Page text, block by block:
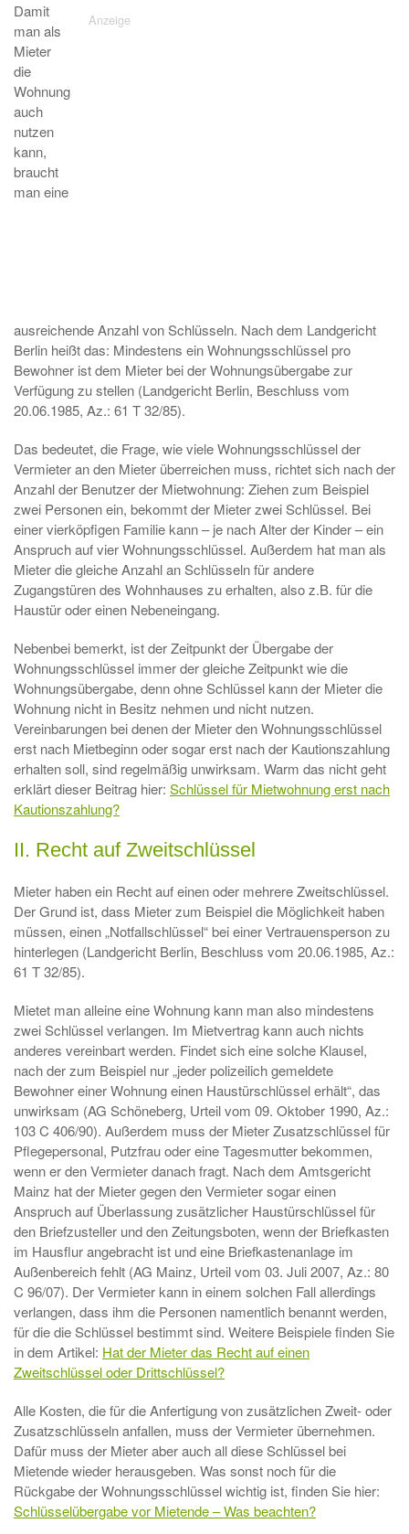
Damit
man als
Mieter
die
Wohnung
auch
nutzen
kann,
braucht
man eine
ausreichende Anzahl von Schlüsseln. Nach dem Landgericht
Berlin heißt das: Mindestens ein Wohnungsschlüssel pro
Bewohner ist dem Mieter bei der Wohnungsübergabe zur
Verfügung zu stellen (Landgericht Berlin, Beschluss vom
20.06.1985, Az.: 61 T 32/85).
Das bedeutet, die Frage, wie viele Wohnungsschlüssel der
Vermieter an den Mieter überreichen muss, richtet sich nach der
Anzahl der Benutzer der Mietwohnung: Ziehen zum Beispiel
zwei Personen ein, bekommt der Mieter zwei Schlüssel. Bei
einer vierköpfigen Familie kann – je nach Alter der Kinder – ein
Anspruch auf vier Wohnungsschlüssel. Außerdem hat man als
Mieter die gleiche Anzahl an Schlüsseln für andere
Zugangstüren des Wohnhauses zu erhalten, also z.B. für die
Haustür oder einen Nebeneingang.
Nebenbei bemerkt, ist der Zeitpunkt der Übergabe der
Wohnungsschlüssel immer der gleiche Zeitpunkt wie die
Wohnungsübergabe, denn ohne Schlüssel kann der Mieter die
Wohnung nicht in Besitz nehmen und nicht nutzen.
Vereinbarungen bei denen der Mieter den Wohnungsschlüssel
erst nach Mietbeginn oder sogar erst nach der Kautionszahlung
erhalten soll, sind regelmäßig unwirksam. Warm das nicht geht
erklärt dieser Beitrag hier: Schlüssel für Mietwohnung erst nach
Kautionszahlung?
II. Recht auf Zweitschlüssel
Mieter haben ein Recht auf einen oder mehrere Zweitschlüssel.
Der Grund ist, dass Mieter zum Beispiel die Möglichkeit haben
müssen, einen „Notfallschlüssel“ bei einer Vertrauensperson zu
hinterlegen (Landgericht Berlin, Beschluss vom 20.06.1985, Az.:
61 T 32/85).
Mietet man alleine eine Wohnung kann man also mindestens
zwei Schlüssel verlangen. Im Mietvertrag kann auch nichts
anderes vereinbart werden. Findet sich eine solche Klausel,
nach der zum Beispiel nur „jeder polizeilich gemeldete
Bewohner einer Wohnung einen Haustürschlüssel erhält“, das
unwirksam (AG Schöneberg, Urteil vom 09. Oktober 1990, Az.:
103 C 406/90). Außerdem muss der Mieter Zusatzschlüssel für
Pflegepersonal, Putzfrau oder eine Tagesmutter bekommen,
wenn er den Vermieter danach fragt. Nach dem Amtsgericht
Mainz hat der Mieter gegen den Vermieter sogar einen
Anspruch auf Überlassung zusätzlicher Haustürschlüssel für
den Briefzusteller und den Zeitungsboten, wenn der Briefkasten
im Hausflur angebracht ist und eine Briefkastenanlage im
Außenbereich fehlt (AG Mainz, Urteil vom 03. Juli 2007, Az.: 80
C 96/07). Der Vermieter kann in einem solchen Fall allerdings
verlangen, dass ihm die Personen namentlich benannt werden,
für die die Schlüssel bestimmt sind. Weitere Beispiele finden Sie
in dem Artikel: Hat der Mieter das Recht auf einen
Zweitschlüssel oder Drittschlüssel?
Alle Kosten, die für die Anfertigung von zusätzlichen Zweit- oder
Zusatzschlüsseln anfallen, muss der Vermieter übernehmen.
Dafür muss der Mieter aber auch all diese Schlüssel bei
Mietende wieder herausgeben. Was sonst noch für die
Rückgabe der Wohnungsschlüssel wichtig ist, finden Sie hier:
Schlüsselübergabe vor Mietende – Was beachten?